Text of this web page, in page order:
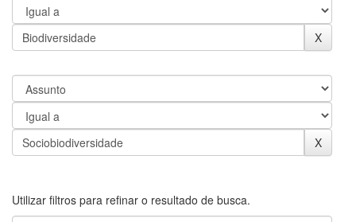
Utilizar filtros para refinar o resultado de busca.